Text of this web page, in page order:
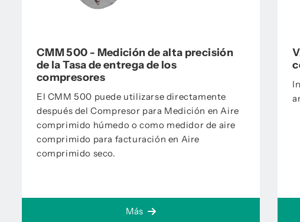
CMM 500 - Medición de alta precisión
de la Tasa de entrega de los
compresores
El CMM 500 puede utilizarse directamente
después del Compresor para Medición en Aire
comprimido húmedo o como medidor de aire
comprimido para facturación en Aire
comprimido seco.
Más